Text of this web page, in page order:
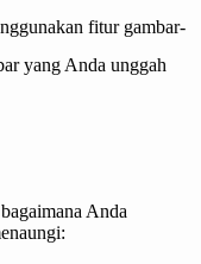
fitur gambar-
yang Anda unggah
Anda